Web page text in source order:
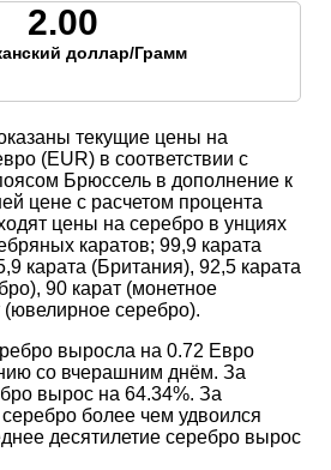
2.00
доллар/Грамм
текущие цены на
(EUR) в соответствии с
Брюссель в дополнение к
цене с расчетом процента
цены на серебро в унциях
каратов; 99,9 карата
карата (Британия), 92,5 карата
90 карат (монетное
(ювелирное серебро).
выросла на 0.72 Евро
со вчерашним днём. За
вырос на 64.34%. За
более чем удвоился
десятилетие серебро вырос